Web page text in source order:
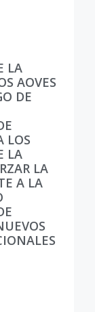
LA
AOVES
DE
LOS
LA
LA
A LA